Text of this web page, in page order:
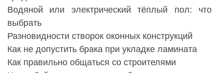
Водяной или электрический тёплый пол: что
выбрать
Разновидности створок оконных конструкций
Как не допустить брака при укладке ламината
Как правильно общаться со строителями